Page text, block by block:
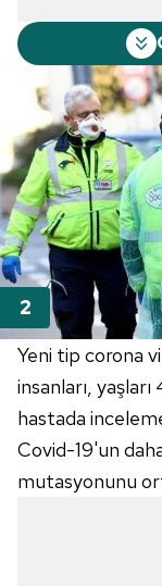
Yeni tip corona
insanları,
hastada
Covid-19'un
mutasyonunu